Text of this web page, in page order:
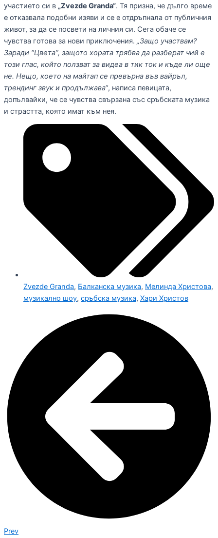
участието си в „Zvezde Granda“. Тя призна, че дълго време
е отказвала подобни изяви и се е отдръпнала от публичния
живот, за да се посвети на личния си. Сега обаче се
чувства готова за нови приключения. „Защо участвам?
Заради “Цвета”, защото хората трябва да разберат чий е
този глас, който ползват за видеа в тик ток и къде ли още
не. Нещо, което на майтап се превърна във вайръл,
трендинг звук и продължава“, написа певицата,
допълвайки, че се чувства свързана със сръбската музика
и страстта, която имат към нея.
Zvezde Granda, Балканска музика, Мелинда Христова,
музикално шоу, сръбска музика, Хари Христов
Prev